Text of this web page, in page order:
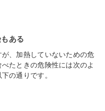
ある
、加熱していないための危
たときの危険性には次のよ
の通りです。